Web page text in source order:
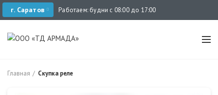
г. Саратов Работаем: будни с 08:00 до 17:00
Главная Скупка реле